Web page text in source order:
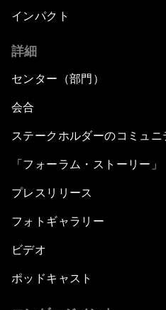
インパクト
詳細
センター（部門）
会合
ステークホルダーのコミュニ
「フォーラム・ストーリー」
プレスリリース
フォトギャラリー
ビデオ
ポッドキャスト